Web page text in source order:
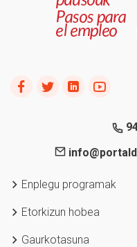
Enplegu programak
Etorkizun hobea
Gaurkotasuna